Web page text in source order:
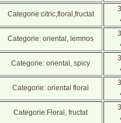
Categorie:citric,floral,fructat
Categorie: oriental, lemnos
Categorie: oriental, spicy
Categorie: oriental floral
Categorie:Floral, fructat